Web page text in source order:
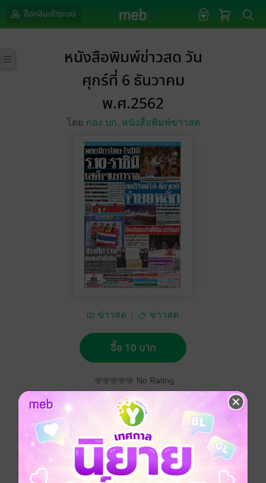
ล็อกอินเข้าระบบ
หนังสือพิมพ์ข่าวสด วัน
ศุกร์ที่ 6 ธันวาคม
พ.ศ.2562
โดย กอง บก. หนังสือพิมพ์ข่าวสด
ข่าวสด ข่าวสด
ซื้อ 10 บาท
No Rating
อยากได้ ซื้อเป็นของขวัญ ติดตาม แชร์